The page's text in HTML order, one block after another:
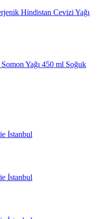
Hindistan Cevizi Yağı
Yağı 450 ml Soğuk
İstanbul
İstanbul